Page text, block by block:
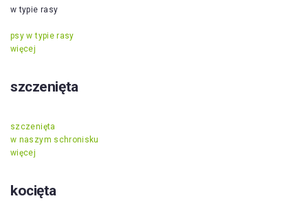
w typie rasy
psy w typie rasy
więcej
szczenięta
szczenięta
w naszym schronisku
więcej
kocięta